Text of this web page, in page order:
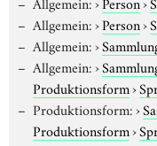
Allgemein:›Person›
Allgemein:›
Allgemein:›
Produktionsform›
Produktionsform:›
Produktionsform›